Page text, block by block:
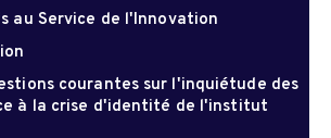
au Service de l'Innovation
courantes sur l'inquiétude des
à la crise d'identité de l'institut